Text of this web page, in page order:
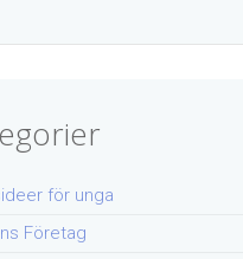
för unga
Företag